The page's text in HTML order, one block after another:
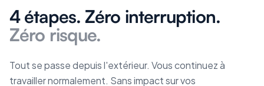
4 étapes. Zéro interruption.
Zéro risque.
Tout se passe depuis l'extérieur. Vous continuez à
travailler normalement. Sans impact sur vos